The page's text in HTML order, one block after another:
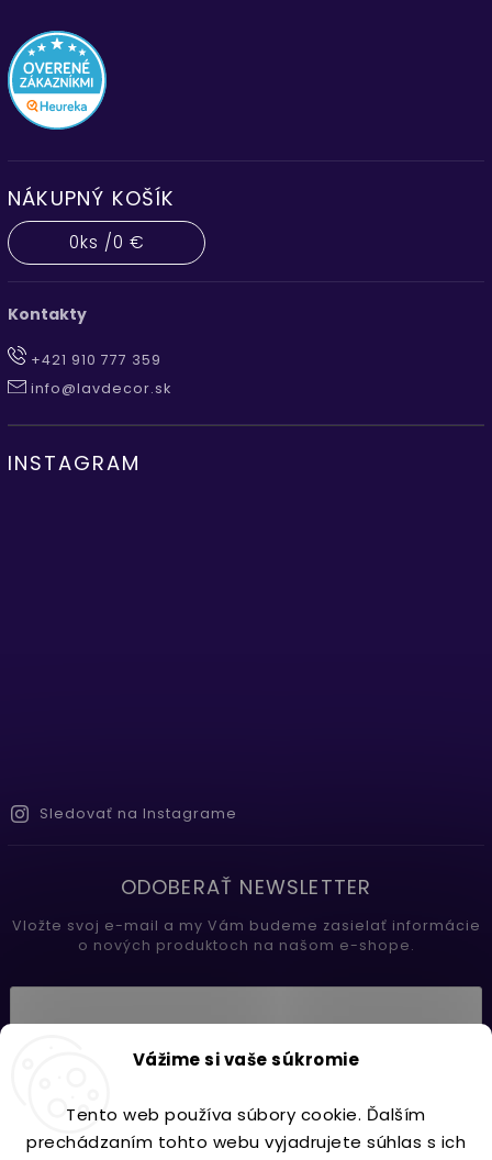
Vážime si vaše súkromie
Tento web používa súbory cookie. Ďalším
prechádzaním tohto webu vyjadrujete súhlas s ich
NÁKUPNÝ KOŠÍK
0ks /0 €
Kontakty
+421 910 777 359
info@lavdecor.sk
INSTAGRAM
Sledovať na Instagrame
ODOBERAŤ NEWSLETTER
Vložte svoj e-mail a my Vám budeme zasielať informácie
o nových produktoch na našom e-shope.
Prihlásiť sa